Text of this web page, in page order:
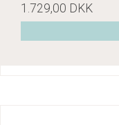
1.729,00 DKK